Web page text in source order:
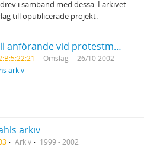
i samband med dessa. I arkivet
till opublicerade projekt.
Manuskript till anförande vid protestmöte mot USA:s krig i Irak Luleå stadshus
Omslag
26/10 2002
arkiv
arkiv
Arkiv 1999 - 2002